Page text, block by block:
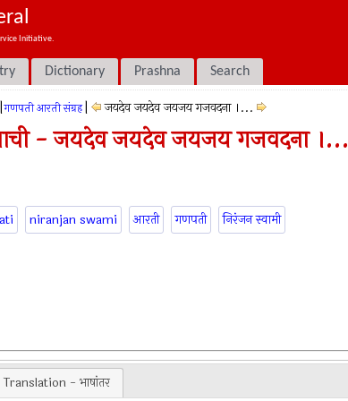
Initiative.
Dictionary Prashna Search
गणपती आरती संग्रह जयदेव जयदेव जयजय गजवदना ।...
- जयदेव जयदेव जयजय गजवदना ।...
niranjan swami आरती गणपती निरंजन स्वामी
Translation - भाषांतर